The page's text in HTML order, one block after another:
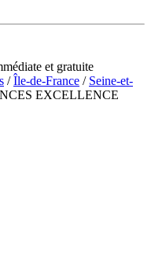
et gratuite
/Île-de-France / Seine-et-
EXCELLENCE